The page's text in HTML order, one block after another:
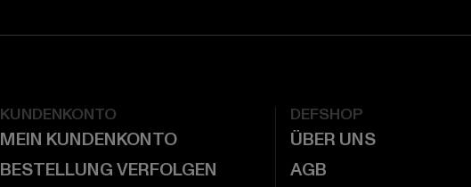
KUNDENKONTO
MEIN KUNDENKONTO
BESTELLUNG VERFOLGEN
DEFSHOP
ÜBER UNS
AGB